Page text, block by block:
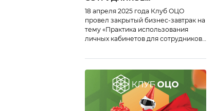
КОМПАНИЙ
18 апреля 2025 года Клуб ОЦО
провел закрытый бизнес-завтрак на
тему «Практика использования
личных кабинетов для сотрудников
кабинеты — это сервис,
как для собственных сотрудников,
так и для сотрудников
обслуживаемых предприятий, в
первую очередь для HR-задач,